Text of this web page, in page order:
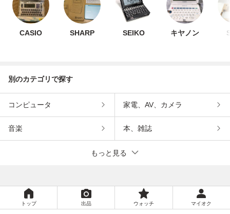
CASIO SHARP SEIKO キヤノン
別のカテゴリで探す
コンピュータ 家電、AV、カメラ
音楽 本、雑誌
もっと見る
トップ 出品 ウォッチ マイオク